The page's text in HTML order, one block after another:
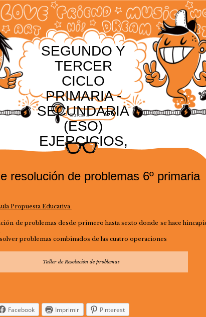
SEGUNDO Y
TERCER
CICLO
PRIMARIA -
SECUNDARIA
(ESO)
EJERCICIOS,
RECURSOS Y
ACTIVIDADES
resolución de problemas 6º primaria
Propuesta Educativa
de problemas desde primero hasta sexto donde se hace
problemas combinados de las cuatro operaciones
Taller de Resolución de problemas
Facebook Imprimir Pinterest